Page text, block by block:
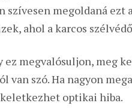
szívesen megoldaná ezt
ahol a karcos
ez megvalósuljon, meg
van szó. Ha nagyon
optikai hiba.